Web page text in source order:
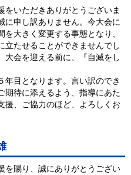
をいただきありがとうございま
に申し訳ありません。今大会に
大きく変更する事態となり、
立たせることができませんでし
大会を迎える前に、『自滅をし
年目となります。言い訳のでき
期待に添えるよう、指導にあた
援、ご協力のほど、よろしくお
を賜り、誠にありがとうござい